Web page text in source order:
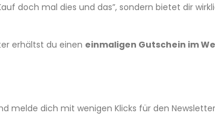
doch mal dies und das”, sondern bietet dir
erhältst du einen einmaligen Gutschein im
melde dich mit wenigen Klicks für den